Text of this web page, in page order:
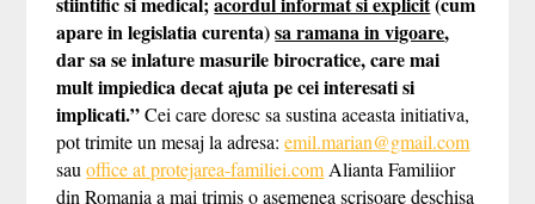
apare in legislatia curenta)sa ramana in vigoare,
dar sa se inlature masurile birocratice, care mai
mult impiedica decat ajuta pe cei interesati si
implicati.”Cei care doresc sa sustina aceasta initiativa,
pot trimite un mesaj la adresa:emil.marian@gmail.com
sauoffice at protejarea-familiei.com Alianta Familiior
din Romania a mai trimis o asemeneascrisoaredeschisa